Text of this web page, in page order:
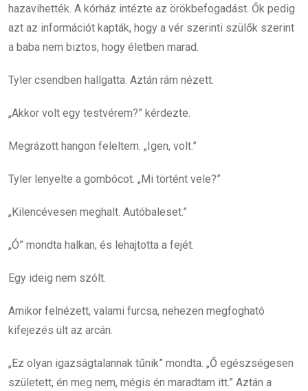
hazavihették. A kórház intézte az örökbefogadást. Ők pedig
azt az információt kapták, hogy a vér szerinti szülők szerint
a baba nem biztos, hogy életben marad.
Tyler csendben hallgatta. Aztán rám nézett.
„Akkor volt egy testvérem?” kérdezte.
Megrázott hangon feleltem. „Igen, volt.”
Tyler lenyelte a gombócot. „Mi történt vele?”
„Kilencévesen meghalt. Autóbaleset.”
„Ó” mondta halkan, és lehajtotta a fejét.
Egy ideig nem szólt.
Amikor felnézett, valami furcsa, nehezen megfogható
kifejezés ült az arcán.
„Ez olyan igazságtalannak tűnik” mondta. „Ő egészségesen
született, én meg nem, mégis én maradtam itt.” Aztán a